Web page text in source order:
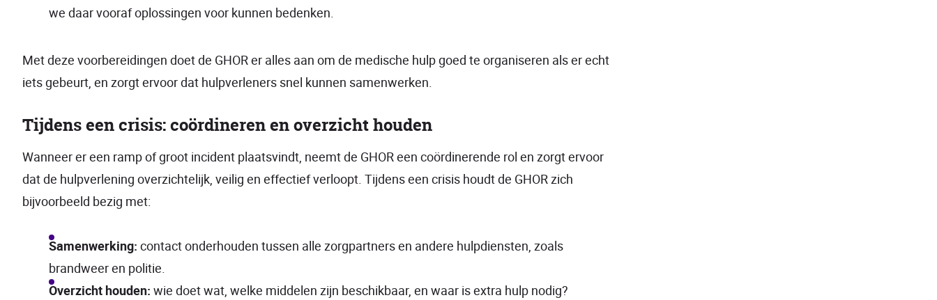
we daar vooraf oplossingen voor kunnen bedenken.
Met deze voorbereidingen doet de GHOR er alles aan om de medische hulp goed te organiseren als er echt
iets gebeurt, en zorgt ervoor dat hulpverleners snel kunnen samenwerken.
Tijdens een crisis: coördineren en overzicht houden
Wanneer er een ramp of groot incident plaatsvindt, neemt de GHOR een coördinerende rol en zorgt ervoor
dat de hulpverlening overzichtelijk, veilig en effectief verloopt. Tijdens een crisis houdt de GHOR zich
bijvoorbeeld bezig met:
Samenwerking: contact onderhouden tussen alle zorgpartners en andere hulpdiensten, zoals
brandweer en politie.
Overzicht houden: wie doet wat, welke middelen zijn beschikbaar, en waar is extra hulp nodig?